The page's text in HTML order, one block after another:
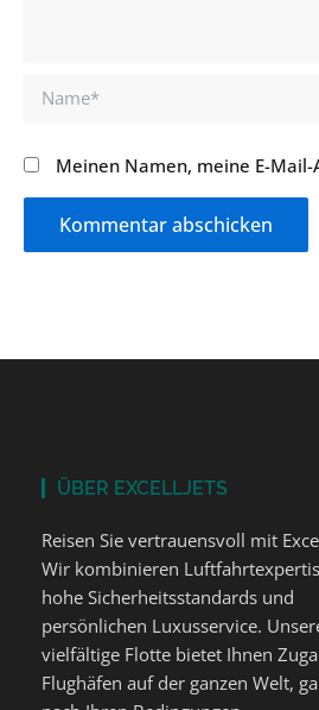
Name*
Meinen Namen, meine E-
ÜBER EXCELLJETS
Reisen Sie vertrauensvoll mit
Wir kombinieren
hohe Sicherheitsstandards und
persönlichen Luxusservice.
vielfältige Flotte bietet Ihnen
Flughäfen auf der ganzen Welt,